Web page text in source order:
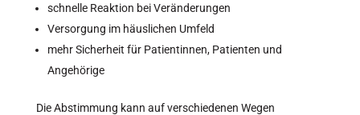
schnelle Reaktion bei Veränderungen
Versorgung im häuslichen Umfeld
mehr Sicherheit für Patientinnen, Patienten und
Angehörige
Die Abstimmung kann auf verschiedenen Wegen